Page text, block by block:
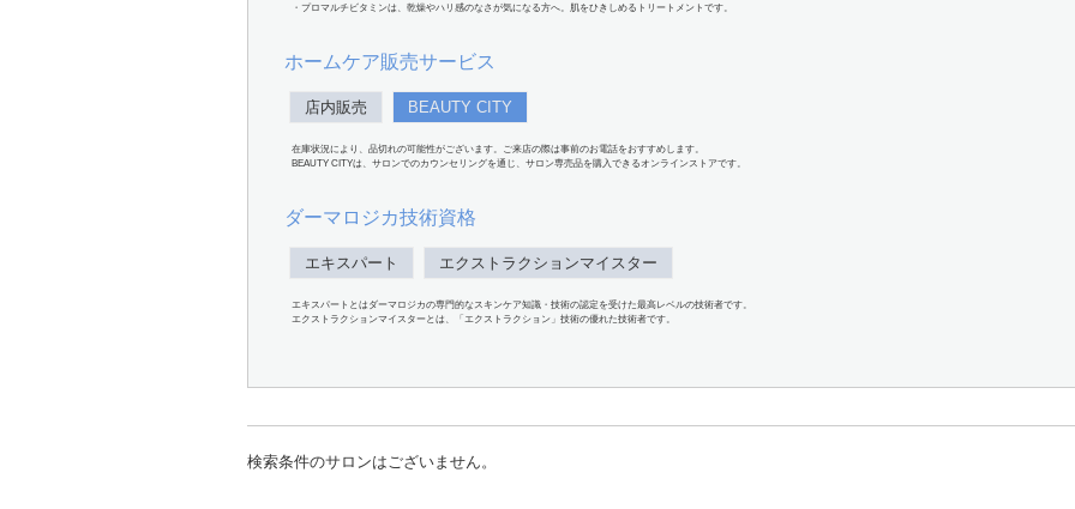
・プロマルチビタミンは、乾燥やハリ感のなさが気になる方へ。肌をひきしめるトリートメントです。
ホームケア販売サービス
店内販売 BEAUTY CITY
在庫状況により、品切れの可能性がございます。ご来店の際は事前のお電話をおすすめします。
BEAUTY CITYは、サロンでのカウンセリングを通じ、サロン専売品を購入できるオンラインストアです。
ダーマロジカ技術資格
エキスパート エクストラクションマイスター
エキスパートとはダーマロジカの専門的なスキンケア知識・技術の認定を受けた最高レベルの技術者です。
エクストラクションマイスターとは、「エクストラクション」技術の優れた技術者です。
検索条件のサロンはございません。